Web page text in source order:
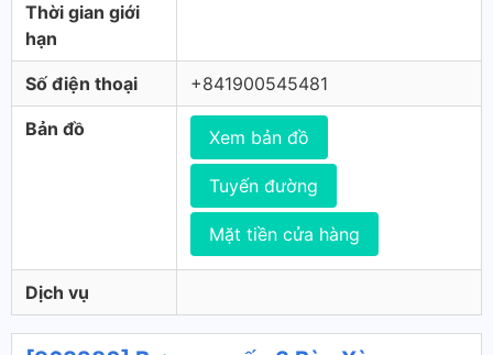
Thời gian giới
hạn
Số điện thoại +841900545481
Bản đồ Xem bản đồ
Tuyến đường
Mặt tiền cửa hàng
Dịch vụ